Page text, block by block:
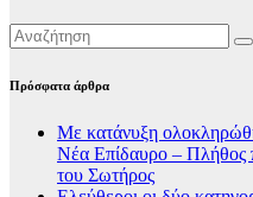
Πρόσφατα άρθρα
Με κατάνυξη
Νέα Επίδαυρο – Πλήθος
του Σωτήρος